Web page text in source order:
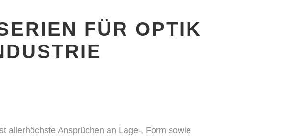
FÜR OPTIK
allerhöchste Ansprüchen an Lage-, Form sowie